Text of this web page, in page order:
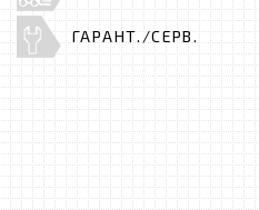
ГАРАНТ./СЕРВ.